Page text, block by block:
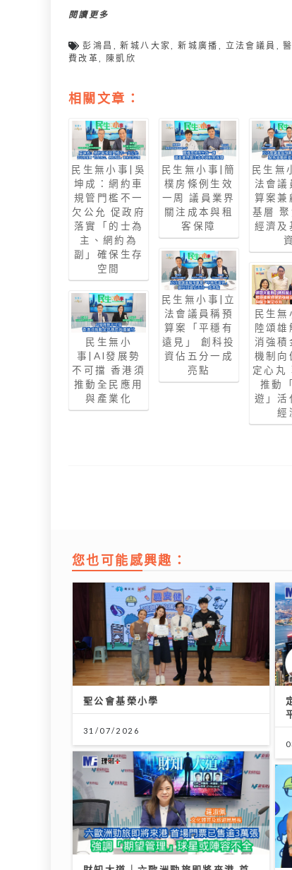
閱讀更多
彭鴻昌 ,新城八大家,新城廣播 , 立法會議員 ,
費改革, 陳凱欣
相關文章：
民生無小事|吳
坤成：網約車
規管門檻不一
欠公允 促政府
落實「的士為
主、網約為
副」確保生存
空間
民生無小
事|AI發展勢
不可擋 香港須
推動全民應用
與產業化
民生無小事|簡
樸房條例生效
一周 議員業界
關注成本與租
客保障
民生無小事|立
法會議員稱預
算案「平穩有
遠見」 創科投
資佔五分一成
亮點
民生無
法會議
算案兼
基層 聚
經濟及
資
民生無
陸頌雄
消強積
機制向
定心丸
推動
遊」活
經
您也可能感興趣：
聖公會基榮小學
31/07/2026